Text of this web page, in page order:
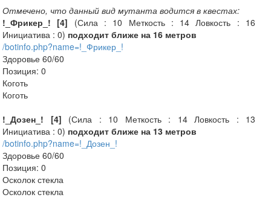
Отмечено, что данный вид мутанта водится в квестах:
!_Фрикер_! [4] (Сила : 10 Меткость : 14 Ловкость : 16
Инициатива : 0) подходит ближе на 16 метров
/botinfo.php?name=!_Фрикер_!
Здоровье 60/60
Позиция: 0
Коготь
Коготь
!_Дозен_! [4] (Сила : 10 Меткость : 14 Ловкость : 13
Инициатива : 0) подходит ближе на 13 метров
/botinfo.php?name=!_Дозен_!
Здоровье 60/60
Позиция: 0
Осколок стекла
Осколок стекла